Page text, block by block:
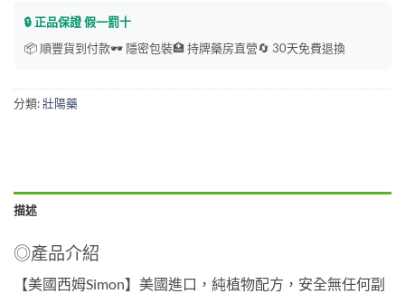
🔒 正品保證 假一罰十
📦 順豐貨到付款🕶️ 隱密包裝🏥 持牌藥房直營🔄 30天免費退換
分類:壯陽藥
描述
◎產品介紹
【美國西姆Simon】美國進口，純植物配方，安全無任何副